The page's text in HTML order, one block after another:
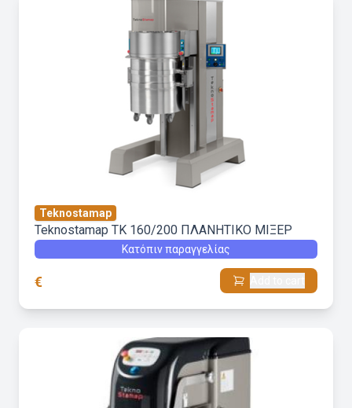
Teknostamap
Teknostamap TK 160/200 ΠΛΑΝΗΤΙΚΟ ΜΙΞΕΡ
Κατόπιν παραγγελίας
€